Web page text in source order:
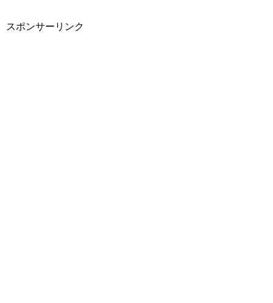
スポンサーリンク